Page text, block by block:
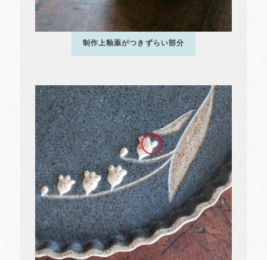
制作上釉薬がつきずらい部分